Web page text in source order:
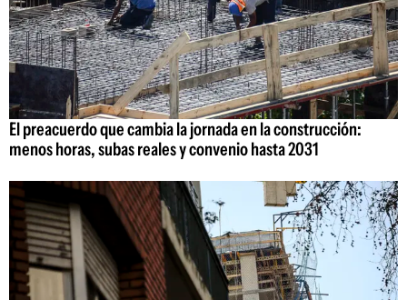
El preacuerdo que cambia la jornada en la construcción:
menos horas, subas reales y convenio hasta 2031